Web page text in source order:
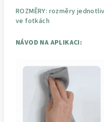
ROZMĚRY: rozměry
ve fotkách
NÁVOD NA APLIKACI: